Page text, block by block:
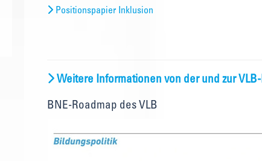
Positionspapier Inklusion
Weitere Informationen von der und zur
BNE-Roadmap des VLB